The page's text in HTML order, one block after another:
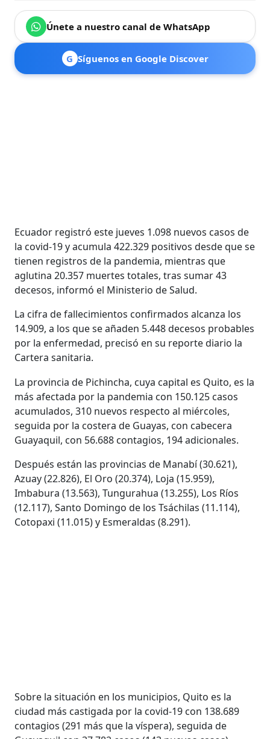
Únete a nuestro canal de WhatsApp
G Síguenos en Google Discover
Ecuador registró este jueves 1.098 nuevos casos de
la covid-19 y acumula 422.329 positivos desde que se
tienen registros de la pandemia, mientras que
aglutina 20.357 muertes totales, tras sumar 43
decesos, informó el Ministerio de Salud.
La cifra de fallecimientos confirmados alcanza los
14.909, a los que se añaden 5.448 decesos probables
por la enfermedad, precisó en su reporte diario la
Cartera sanitaria.
La provincia de Pichincha, cuya capital es Quito, es la
más afectada por la pandemia con 150.125 casos
acumulados, 310 nuevos respecto al miércoles,
seguida por la costera de Guayas, con cabecera
Guayaquil, con 56.688 contagios, 194 adicionales.
Después están las provincias de Manabí (30.621),
Azuay (22.826), El Oro (20.374), Loja (15.959),
Imbabura (13.563), Tungurahua (13.255), Los Ríos
(12.117), Santo Domingo de los Tsáchilas (11.114),
Cotopaxi (11.015) y Esmeraldas (8.291).
Sobre la situación en los municipios, Quito es la
ciudad más castigada por la covid-19 con 138.689
contagios (291 más que la víspera), seguida de